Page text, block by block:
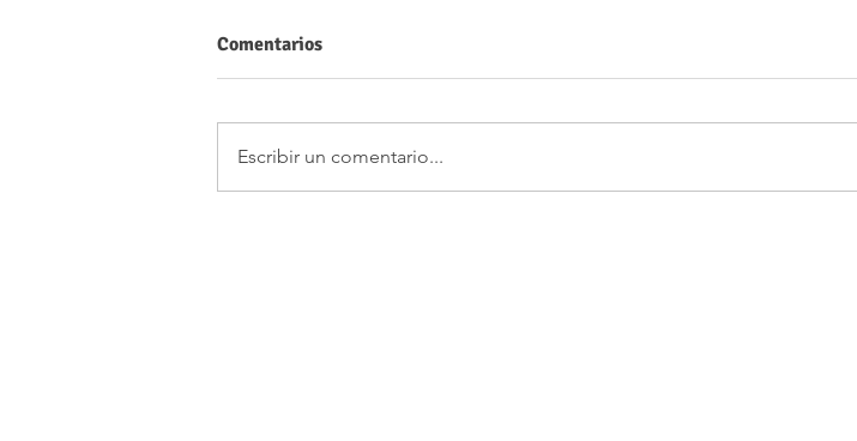
Comentarios
Escribir un comentario...